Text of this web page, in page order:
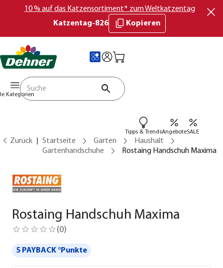
10 % auf das Katzensortiment* zum Weltkatzentag
Katzentag-826
Kopieren
Kategorien
Tipps & TrendsAngeboteSALE
Zurück Startseite Garten
Haushalt
Gartenhandschuhe
Rostaing Handschuh Maxima
Rostaing Handschuh Maxima
(0)
5 PAYBACK °Punkte